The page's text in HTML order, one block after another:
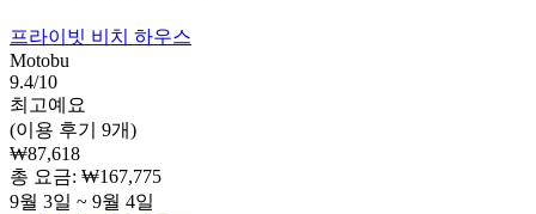
프라이빗 비치 하우스
Motobu
9.4/10
최고예요
(이용 후기 9개)
₩87,618
총 요금: ₩167,775
9월 3일 ~ 9월 4일